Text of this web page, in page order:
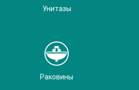
Унитазы
Раковины